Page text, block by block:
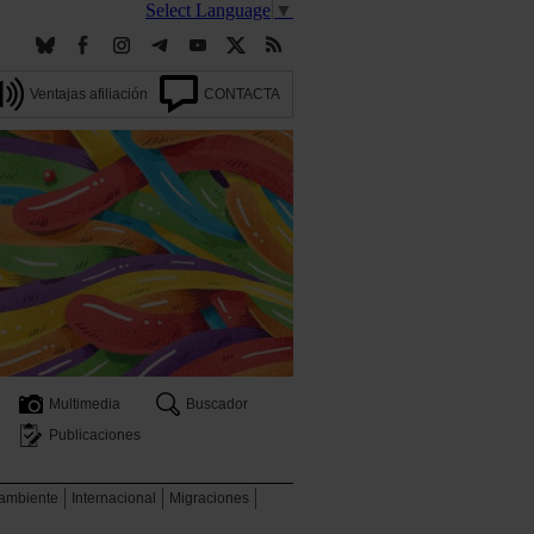
Select Language ▼
Ventajas afiliación CONTACTA
Multimedia
Buscador
Publicaciones
Internacional
Migraciones